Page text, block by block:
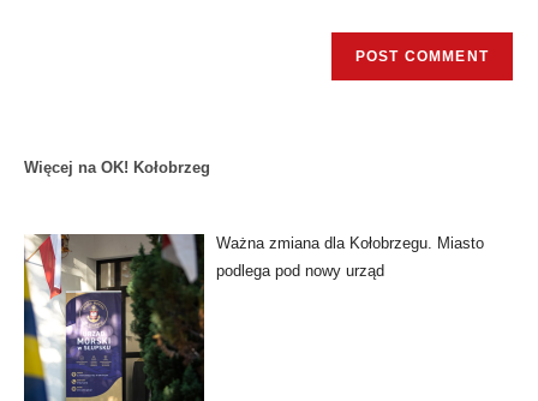
Więcej na OK! Kołobrzeg
Ważna zmiana dla Kołobrzegu. Miasto
podlega pod nowy urząd